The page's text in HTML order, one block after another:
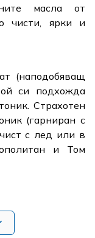
масла от
чисти, ярки и
(наподобяващ
си подхожда
Страхотен
(гарниран с
с лед или в
и Том